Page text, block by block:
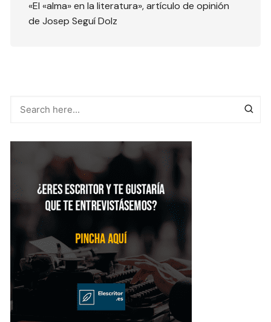
«El «alma» en la literatura», artículo de opinión
de Josep Seguí Dolz